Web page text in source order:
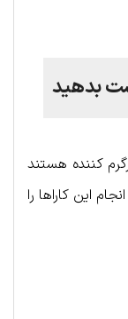
کننده هستند
این کاراها را